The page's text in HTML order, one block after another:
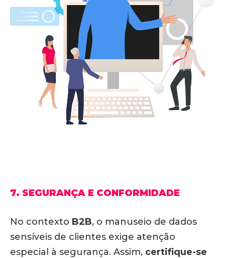
7. SEGURANÇA E CONFORMIDADE
No contexto B2B, o manuseio de dados
sensíveis de clientes exige atenção
especial à segurança. Assim, certifique-se